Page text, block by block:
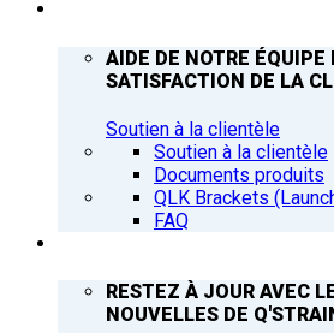
AIDE DE NOTRE
SATISFACTION DE LA
Soutien à la clientèle
Soutien à la clientèle
Documents produits
QLK Brackets
FAQ
RESTEZ À JOUR AVEC
NOUVELLES DE